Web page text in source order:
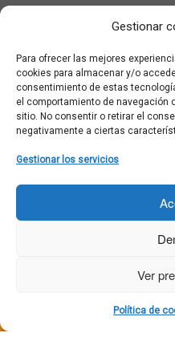
Gestionar
Para ofrecer las mejores
cookies para almacenar y/o
consentimiento de estas
el comportamiento de
sitio. No consentir o retirar el
negativamente a ciertas
Gestionar los servicios
Ver
Política de
Más
Política
Política
Política
Ponte en
Buscar:
Diseñado con